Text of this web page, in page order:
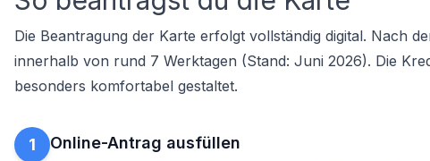
Die Beantragung der Karte erfolgt vollständig digital. Nach
innerhalb von rund 7 Werktagen (Stand: Juni 2026). Die
besonders komfortabel gestaltet.
1 Online-Antrag ausfüllen